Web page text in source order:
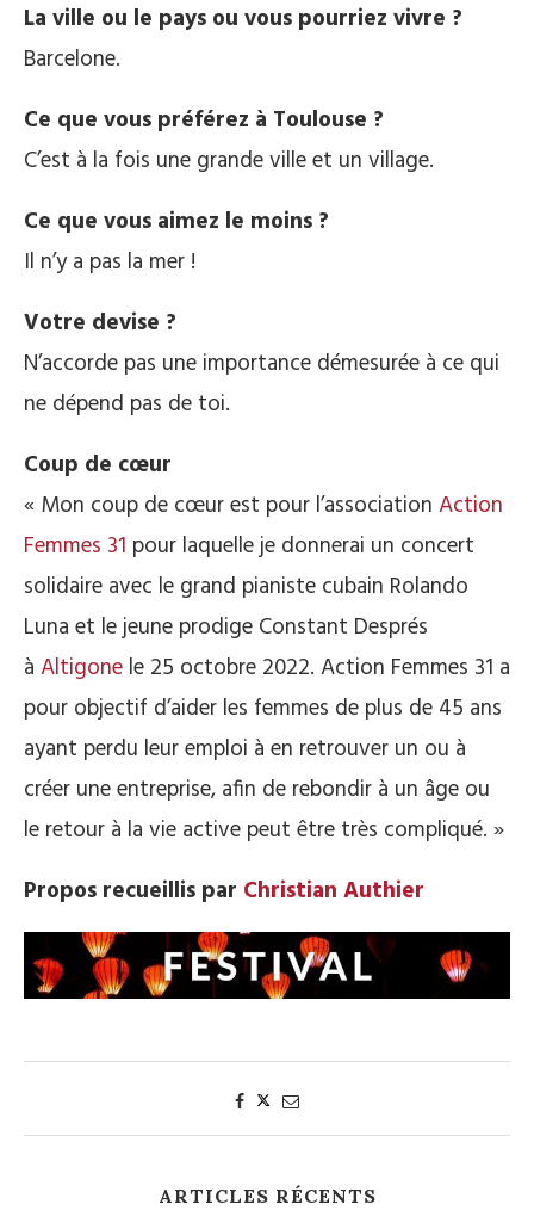
La ville ou le pays ou vous pourriez vivre ?
Barcelone.
Ce que vous préférez à Toulouse ?
C’est à la fois une grande ville et un village.
Ce que vous aimez le moins ?
Il n’y a pas la mer !
Votre devise ?
N’accorde pas une importance démesurée à ce qui
ne dépend pas de toi.
Coup de cœur
« Mon coup de cœur est pour l’association Action
Femmes 31 pour laquelle je donnerai un concert
solidaire avec le grand pianiste cubain Rolando
Luna et le jeune prodige Constant Després
à Altigone le 25 octobre 2022. Action Femmes 31 a
pour objectif d’aider les femmes de plus de 45 ans
ayant perdu leur emploi à en retrouver un ou à
créer une entreprise, afin de rebondir à un âge ou
le retour à la vie active peut être très compliqué. »
Propos recueillis par Christian Authier
ARTICLES RÉCENTS